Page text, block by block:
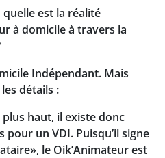
quelle est la réalité
à domicile à travers la
Indépendant. Mais
détails :
plus haut, il existe donc
pour un VDI. Puisqu’il signe
, le Oik’Animateur est